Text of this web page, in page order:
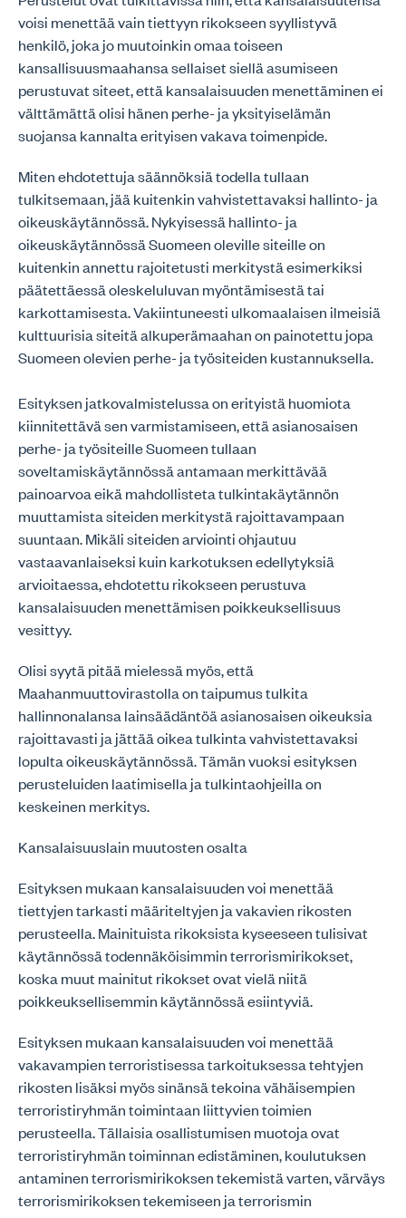
voisi menettää vain tiettyyn rikokseen syyllistyvä
henkilö, joka jo muutoinkin omaa toiseen
kansallisuusmaahansa sellaiset siellä asumiseen
perustuvat siteet, että kansalaisuuden menettäminen ei
välttämättä olisi hänen perhe- ja yksityiselämän
suojansa kannalta erityisen vakava toimenpide.
Miten ehdotettuja säännöksiä todella tullaan
tulkitsemaan, jää kuitenkin vahvistettavaksi hallinto- ja
oikeuskäytännössä. Nykyisessä hallinto- ja
oikeuskäytännössä Suomeen oleville siteille on
kuitenkin annettu rajoitetusti merkitystä esimerkiksi
päätettäessä oleskeluluvan myöntämisestä tai
karkottamisesta. Vakiintuneesti ulkomaalaisen ilmeisiä
kulttuurisia siteitä alkuperämaahan on painotettu jopa
Suomeen olevien perhe- ja työsiteiden kustannuksella.
Esityksen jatkovalmistelussa on erityistä huomiota
kiinnitettävä sen varmistamiseen, että asianosaisen
perhe- ja työsiteille Suomeen tullaan
soveltamiskäytännössä antamaan merkittävää
painoarvoa eikä mahdollisteta tulkintakäytännön
muuttamista siteiden merkitystä rajoittavampaan
suuntaan. Mikäli siteiden arviointi ohjautuu
vastaavanlaiseksi kuin karkotuksen edellytyksiä
arvioitaessa, ehdotettu rikokseen perustuva
kansalaisuuden menettämisen poikkeuksellisuus
vesittyy.
Olisi syytä pitää mielessä myös, että
Maahanmuuttovirastolla on taipumus tulkita
hallinnonalansa lainsäädäntöä asianosaisen oikeuksia
rajoittavasti ja jättää oikea tulkinta vahvistettavaksi
lopulta oikeuskäytännössä. Tämän vuoksi esityksen
perusteluiden laatimisella ja tulkintaohjeilla on
keskeinen merkitys.
Kansalaisuuslain muutosten osalta
Esityksen mukaan kansalaisuuden voi menettää
tiettyjen tarkasti määriteltyjen ja vakavien rikosten
perusteella. Mainituista rikoksista kyseeseen tulisivat
käytännössä todennäköisimmin terrorismirikokset,
koska muut mainitut rikokset ovat vielä niitä
poikkeuksellisemmin käytännössä esiintyviä.
Esityksen mukaan kansalaisuuden voi menettää
vakavampien terroristisessa tarkoituksessa tehtyjen
rikosten lisäksi myös sinänsä tekoina vähäisempien
terroristiryhmän toimintaan liittyvien toimien
perusteella. Tällaisia osallistumisen muotoja ovat
terroristiryhmän toiminnan edistäminen, koulutuksen
antaminen terrorismirikoksen tekemistä varten, värväys
terrorismirikoksen tekemiseen ja terrorismin